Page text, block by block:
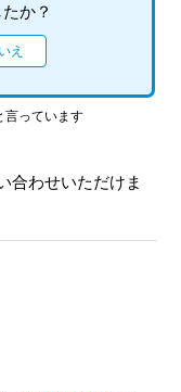
通信」の更新頻度
しか入手できない
（ミーバース）に
はゲーム内の
か？
言っています
合わせいただけま